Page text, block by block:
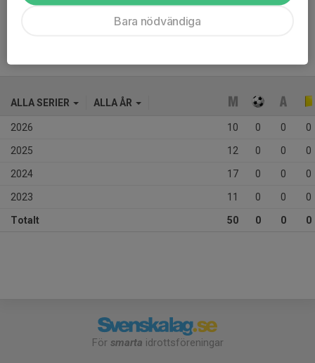
Ålder
14 år
ALLA SERIER ALLA ÅR
2026 10 0 0 0
2025 12 0 0 0
2024 17 0 0 0
2023 11 0 0 0
Totalt 50 0 0 0
För smarta idrottsföreningar
Bara nödvändiga